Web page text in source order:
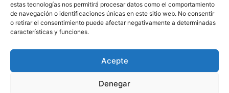
estas tecnologías nos permitirá procesar datos como el comportamiento
de navegación o identificaciones únicas en este sitio web. No consentir
o retirar el consentimiento puede afectar negativamente a determinadas
características y funciones.
Acepte
Denegar
demora su permiso de
residencia en Portugal
Leer Más "
Permanezca atento